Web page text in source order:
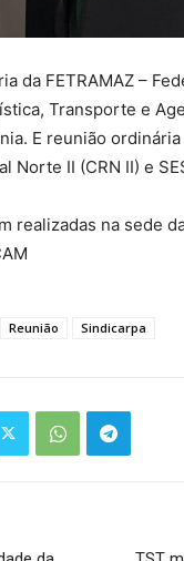
da FETRAMAZ –
Transporte e
E reunião
Norte II (CRN II) e
realizadas na sede
Reunião Sindicarpa